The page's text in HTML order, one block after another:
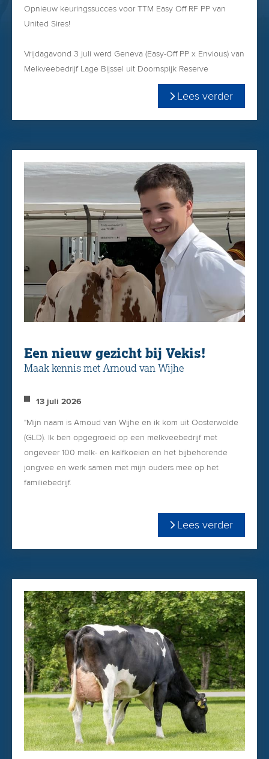
Opnieuw keuringssucces voor TTM Easy Off RF PP van
United Sires!
Vrijdagavond 3 juli werd Geneva (Easy-Off PP x Envious) van
Melkveebedrijf Lage Bijssel uit Doornspijk Reserve
Kampioen bij de vaarzen op de avondkeuring in Putten
Lees verder
Een nieuw gezicht bij Vekis!
Maak kennis met Arnoud van Wijhe
13 juli 2026
"Mijn naam is Arnoud van Wijhe en ik kom uit Oosterwolde
(GLD). Ik ben opgegroeid op een melkveebedrijf met
ongeveer 100 melk- en kalfkoeien en het bijbehorende
jongvee en werk samen met mijn ouders mee op het
familiebedrijf.
Thuis zijn we liefhebbers van de Holstein-fokkerij en fokken
we met trots verder met onze eigen opgebouwde
Vekis team versterken als verkoper van United Sires.
Wat mij erg enthousiast maakt over de stieren van United
Sires, is dat deze stieren afkomstig zijn uit bewezen
melkkoeien met een hoge melkproductie, goede vet- en
eiwitgehalten en hoge exterieurscore.
Eind juli hoop ik samen met Gerco en Henk-Jan naar
Amerika te reizen om de deelnemende bedrijven van
United Sires te bezoeken en de moeders achter de stieren
te bekijken.
Lees verder